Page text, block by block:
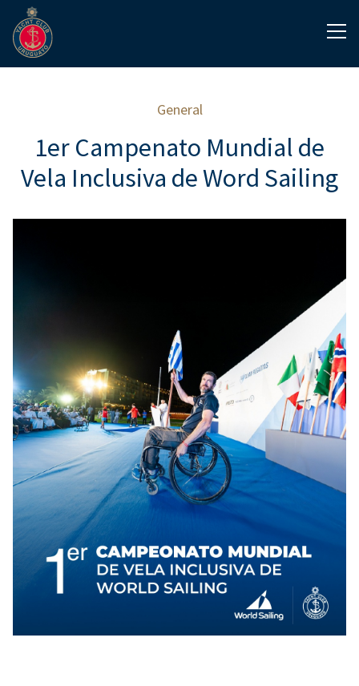
General
1er Campenato Mundial de
Vela Inclusiva de Word Sailing